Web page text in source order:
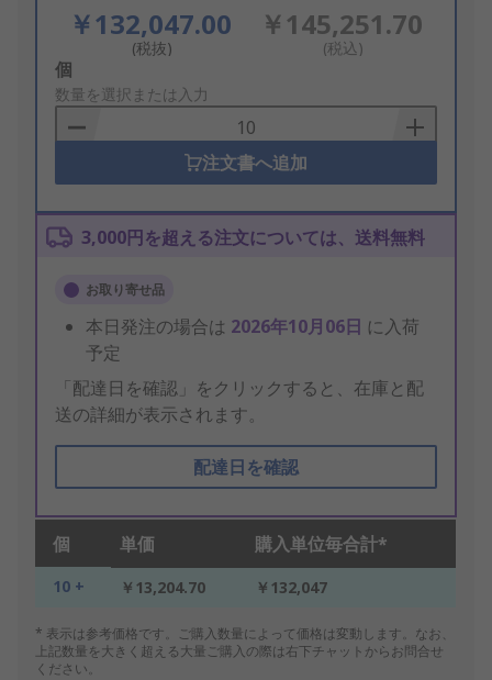
￥132,047.00
(税抜)
￥145,251.70
(税込)
Add
to
Basket
個
数量を選択または入力
注文書へ追加
3,000円を超える注文については、送料無料
お取り寄せ品
本日発注の場合は 2026年10月06日 に入荷
予定
「配達日を確認」をクリックすると、在庫と配
送の詳細が表示されます。
配達日を確認
個 単価 購入単位毎合計*
10 + ￥13,204.70 ￥132,047
* 表示は参考価格です。ご購入数量によって価格は変動します。なお、
上記数量を大きく超える大量ご購入の際は右下チャットからお問合せ
ください。